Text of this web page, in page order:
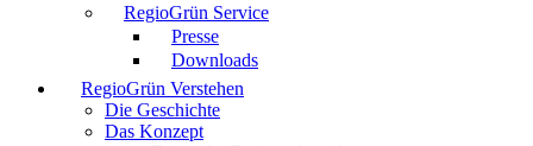
RegioGrün Service
Presse
Downloads
RegioGrün Verstehen
Die Geschichte
Das Konzept